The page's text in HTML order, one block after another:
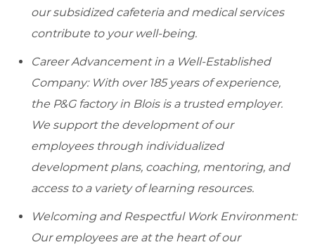
our subsidized cafeteria and medical services
contribute to your well-being.
Career Advancement in a Well-Established
Company: With over 185 years of experience,
the P&G factory in Blois is a trusted employer.
We support the development of our
employees through individualized
development plans, coaching, mentoring, and
access to a variety of learning resources.
Welcoming and Respectful Work Environment:
Our employees are at the heart of our